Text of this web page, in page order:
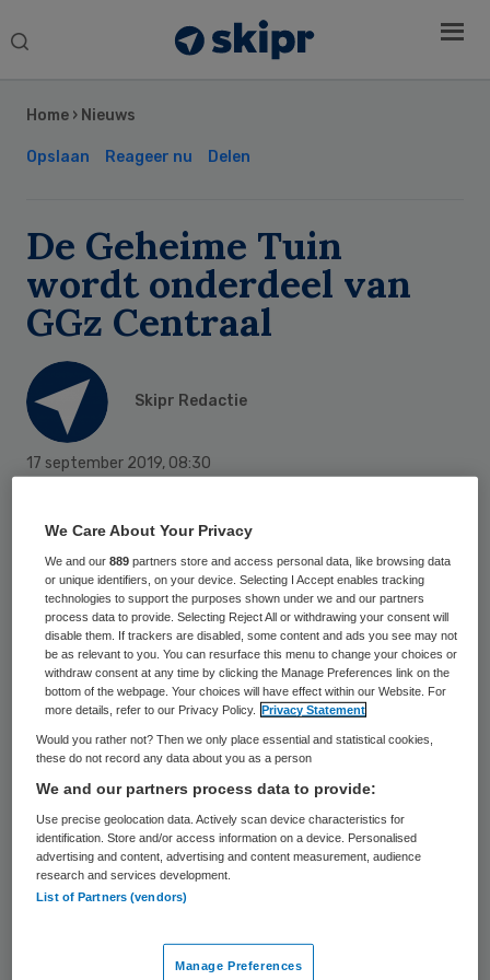
Search
Home › Nieuws
Opslaan Reageer nu Delen
De Geheime Tuin
wordt onderdeel van
GGz Centraal
Skipr Redactie
17 september 2019, 08:30
Jeugdhulpaanbieder De Geheime Tuin gaat
per direct verder als zelfstandige BV onder
GGz Centraal.
De Geheime Tuin komt onder leiding van de
directie GGz Centraal Fornhese, de kinder-
en jeugdpsychiatrietak van de ggz-
aanbieder. Evelien Buik heeft de dagelijkse
leiding overgenomen van Tim Kops. Kops
blijft nog tot 1 januari 2020 betrokken als
adviseur.
Sidebar
We Care About Your Privacy
We and our889 partners store and access personal data, like browsing data
or unique identifiers, on your device. Selecting I Accept enables tracking
technologies to support the purposes shown under we and our partners
process data to provide. Selecting Reject All or withdrawing your consent will
disable them. If trackers are disabled, some content and ads you see may not
be as relevant to you. You can resurface this menu to change your choices or
withdraw consent at any time by clicking the Manage Preferences link on the
bottom of the webpage. Your choices will have effect within our Website. For
more details, refer to our Privacy Policy.
Privacy Statement
Would you rather not? Then we only place essential and statistical cookies,
these do not record any data about you as a person
We and our partners process data to provide:
Use precise geolocation data. Actively scan device characteristics for
identification. Store and/or access information on a device. Personalised
advertising and content, advertising and content measurement, audience
research and services development.
List of Partners (vendors)
Manage Preferences